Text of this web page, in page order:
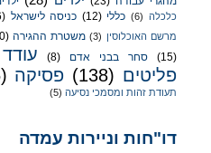
כלכלה (6) כללי (12) כניסה לישראל
מרשם האוכלוסין (3) משטרת ההגירה
(15)
סחר בבני אדם (8) עודד
פליטים (138) פסיקה
תעודת זהות ומסמכי נסיעה (5)
דו"חות וניירות עמדה